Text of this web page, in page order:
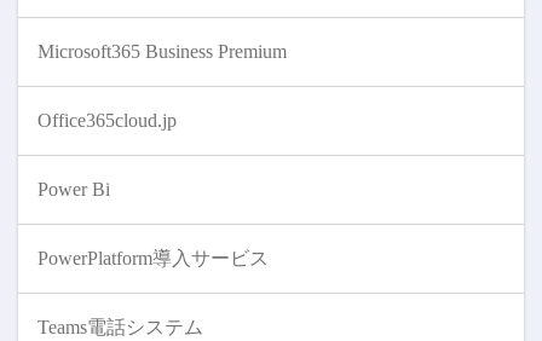
Microsoft365 Business Premium
Office365cloud.jp
Power Bi
PowerPlatform導入サービス
Teams電話システム